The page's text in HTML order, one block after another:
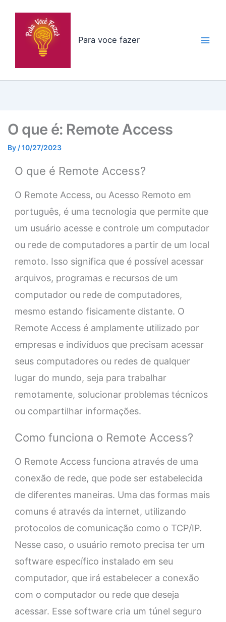
Para voce fazer
O que é: Remote Access
By /10/27/2023
O que é Remote Access?
O Remote Access, ou Acesso Remoto em
português, é uma tecnologia que permite que
um usuário acesse e controle um computador
ou rede de computadores a partir de um local
remoto. Isso significa que é possível acessar
arquivos, programas e recursos de um
computador ou rede de computadores,
mesmo estando fisicamente distante. O
Remote Access é amplamente utilizado por
empresas e indivíduos que precisam acessar
seus computadores ou redes de qualquer
lugar do mundo, seja para trabalhar
remotamente, solucionar problemas técnicos
ou compartilhar informações.
Como funciona o Remote Access?
O Remote Access funciona através de uma
conexão de rede, que pode ser estabelecida
de diferentes maneiras. Uma das formas mais
comuns é através da internet, utilizando
protocolos de comunicação como o TCP/IP.
Nesse caso, o usuário remoto precisa ter um
software específico instalado em seu
computador, que irá estabelecer a conexão
com o computador ou rede que deseja
acessar. Esse software cria um túnel seguro